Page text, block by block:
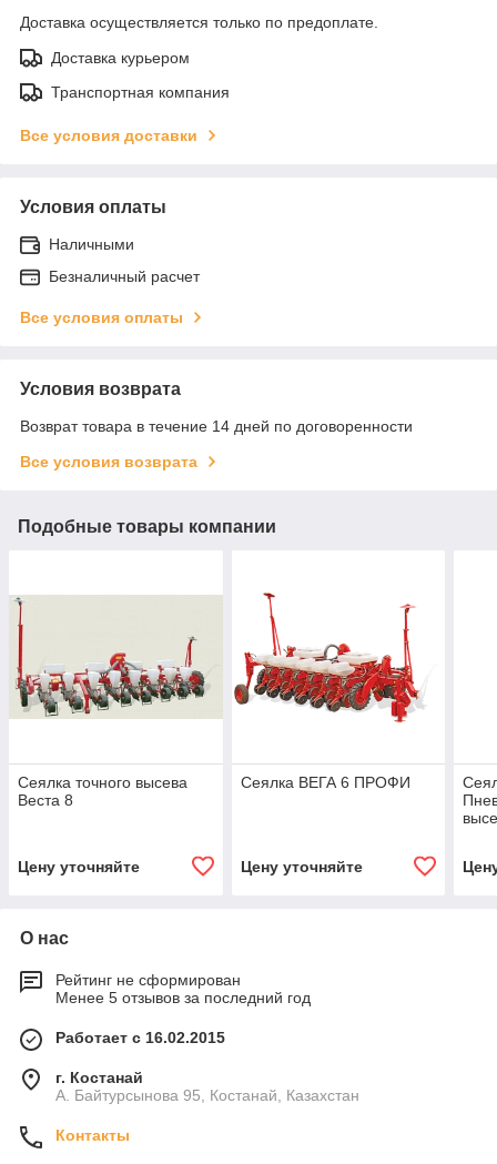
Доставка осуществляется только по предоплате.
Доставка курьером
Транспортная компания
Все условия доставки
Условия оплаты
Наличными
Безналичный расчет
Все условия оплаты
Условия возврата
Возврат товара в течение 14 дней по договоренности
Все условия возврата
Подобные товары компании
Сеялка точного высева
Веста 8
Цену уточняйте
Cеялка ВЕГА 6 ПРОФИ
Цену уточняйте
О нас
Рейтинг не сформирован
Менее 5 отзывов за последний год
Работает с 16.02.2015
г. Костанай
А. Байтурсынова 95, Костанай, Казахстан
Контакты